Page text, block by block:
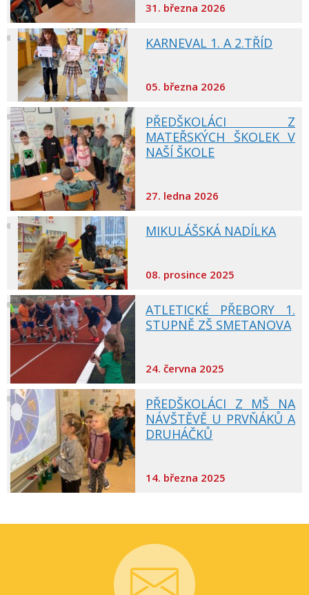
31. března 2026
KARNEVAL 1. A 2.TŘÍD
05. března 2026
PŘEDŠKOLÁCI Z
MATEŘSKÝCH ŠKOLEK V
NAŠÍ ŠKOLE
27. ledna 2026
MIKULÁŠSKÁ NADÍLKA
08. prosince 2025
ATLETICKÉ PŘEBORY 1.
STUPNĚ ZŠ SMETANOVA
24. června 2025
PŘEDŠKOLÁCI Z MŠ NA
NÁVŠTĚVĚ U PRVŇÁKŮ A
DRUHÁČKŮ
14. března 2025